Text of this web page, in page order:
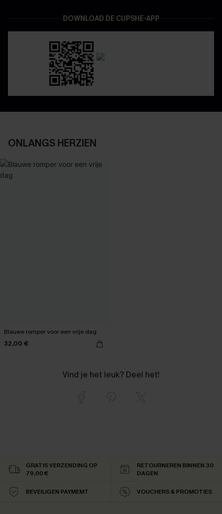
DOWNLOAD DE CUPSHE-APP
ONLANGS HERZIEN
Blauwe romper voor een vrije dag
32,00 €
Vind je het leuk? Deel het!
GRATIS VERZENDING OP
79,00 €
RETOURNEREN BINNEN 30
DAGEN
BEVEILIGEN PAYMEMT VOUCHERS & PROMOTIES